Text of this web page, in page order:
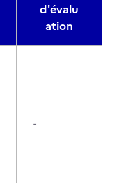
d'évalu
ation
-